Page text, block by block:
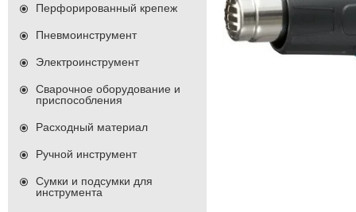
Перфорированный крепеж
Пневмоинструмент
Электроинструмент
Сварочное оборудование и
приспособления
Расходный материал
Ручной инструмент
Сумки и подсумки для
инструмента